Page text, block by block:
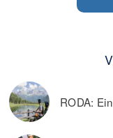
RODA: